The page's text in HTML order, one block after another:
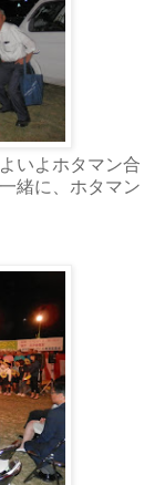
いよホタマン合
緒に、ホタマン